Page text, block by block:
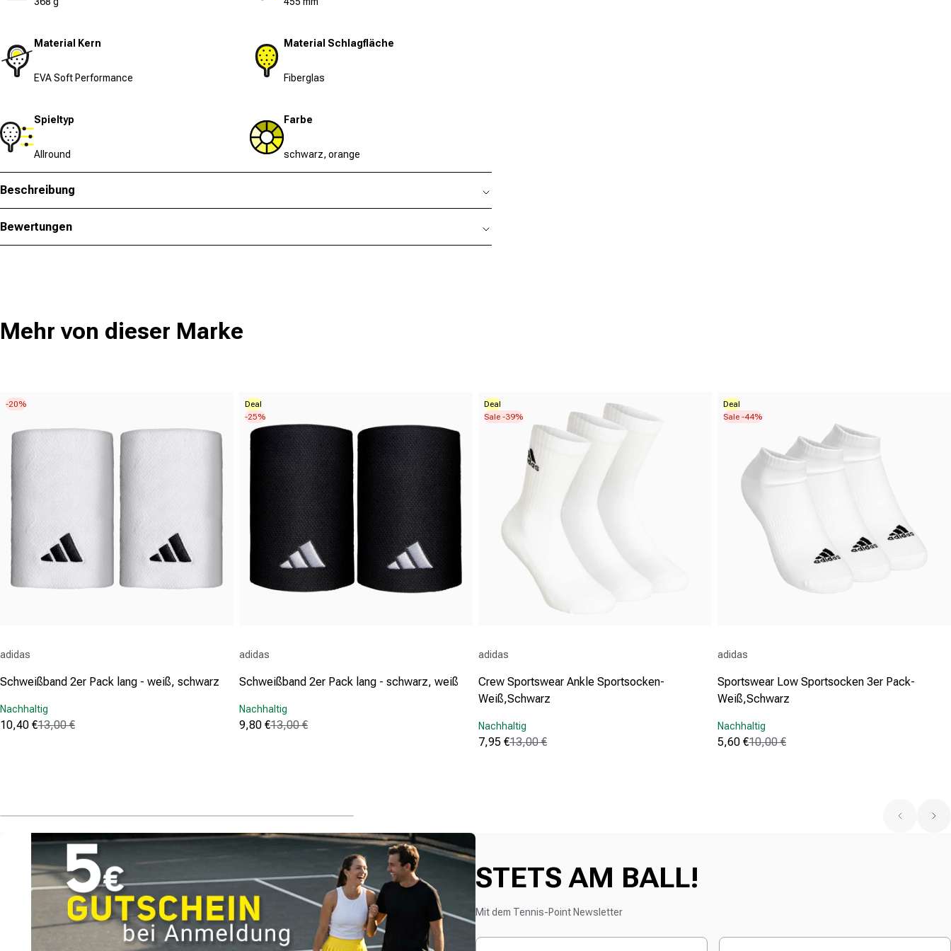
Material Kern
EVA Soft Performance
Material Schlagfläche
Fiberglas
Spieltyp
Allround
Farbe
schwarz, orange
Beschreibung
Bewertungen
Mehr von dieser Marke
-20%
adidas
Schweißband 2er Pack lang - weiß, schwarz
Nachhaltig
Verkaufspreis
10,40 €
Normaler Preis
13,00 €
769
Bewertungen
Deal
-25%
adidas
Schweißband 2er Pack lang - schwarz, weiß
Nachhaltig
Verkaufspreis
9,80 €
Normaler Preis
13,00 €
769
Bewertungen
Deal
Sale -39%
adidas
Crew Sportswear Ankle Sportsocken-
Weiß,Schwarz
Nachhaltig
Verkaufspreis
7,95 €
Normaler Preis
13,00 €
Deal
Sale -44%
adidas
Sportswear Low Sportsocken 3er Pack-
Weiß,Schwarz
Nachhaltig
Verkaufspreis
5,60 €
Normaler Preis
10,00 €
STETS AM BALL!
Mit dem Tennis-Point Newsletter